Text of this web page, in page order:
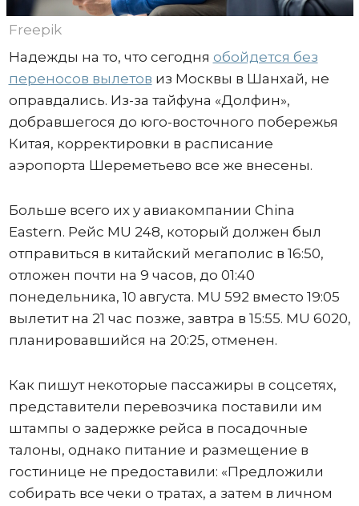
Freepik
Надежды на то, что сегодня обойдется без
переносов вылетов из Москвы в Шанхай, не
оправдались. Из-за тайфуна «Долфин»,
добравшегося до юго-восточного побережья
Китая, корректировки в расписание
аэропорта Шереметьево все же внесены.
Больше всего их у авиакомпании China
Eastern. Рейс MU 248, который должен был
отправиться в китайский мегаполис в 16:50,
отложен почти на 9 часов, до 01:40
понедельника, 10 августа. MU 592 вместо 19:05
вылетит на 21 час позже, завтра в 15:55. MU 6020,
планировавшийся на 20:25, отменен.
Как пишут некоторые пассажиры в соцсетях,
представители перевозчика поставили им
штампы о задержке рейса в посадочные
талоны, однако питание и размещение в
гостинице не предоставили: «Предложили
собирать все чеки о тратах, а затем в личном